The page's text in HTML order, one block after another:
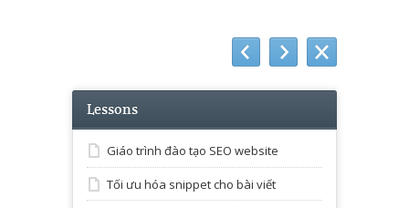
Lessons
Giáo trình đào tạo SEO website
Tối ưu hóa snippet cho bài viết